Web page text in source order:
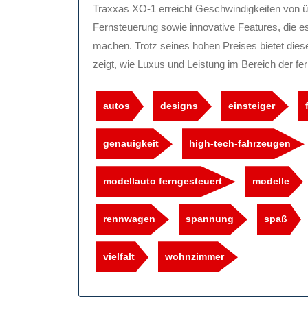
Traxxas XO-1 erreicht Geschwindigkeiten von
Fernsteuerung sowie innovative Features, die
machen. Trotz seines hohen Preises bietet
zeigt, wie Luxus und Leistung im Bereich der
autos designs einsteiger
genauigkeit high-tech-fahrzeugen
modellauto ferngesteuert modelle
rennwagen spannung spaß
vielfalt wohnzimmer